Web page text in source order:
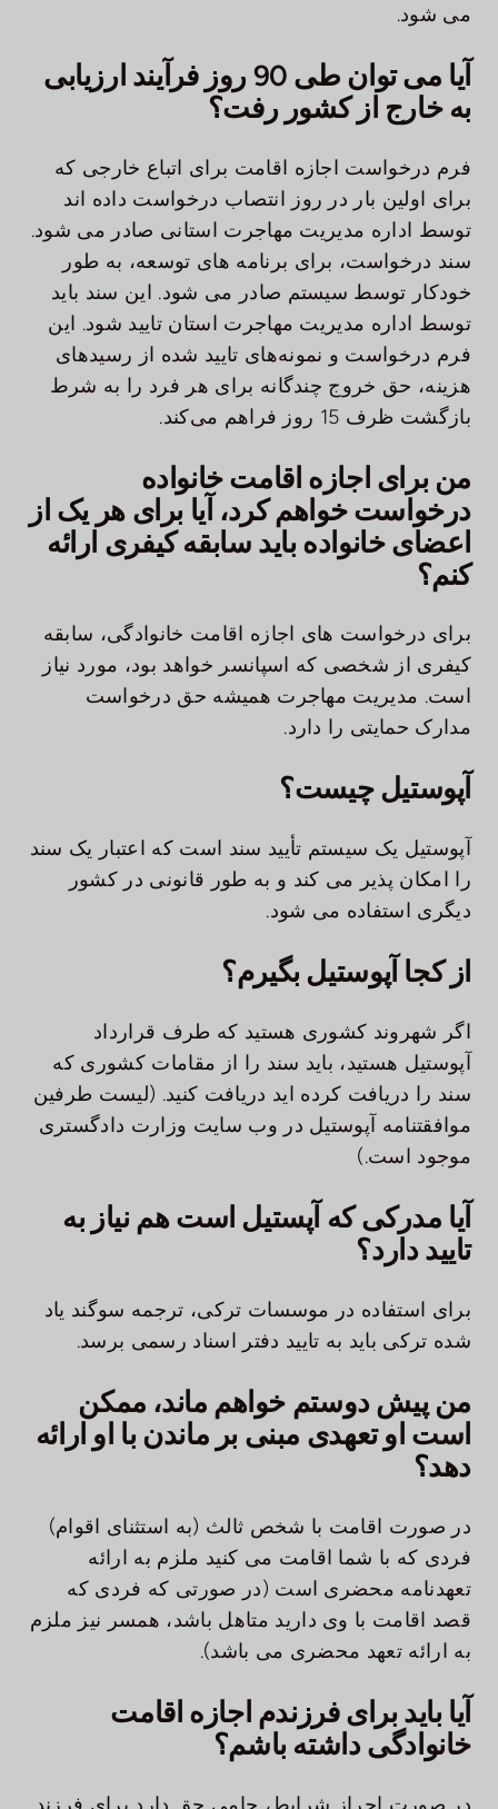
می شود.
آیا می توان طی 90 روز فرآیند ارزیابی
به خارج از کشور رفت؟
فرم درخواست اجازه اقامت برای اتباع خارجی که
برای اولین بار در روز انتصاب درخواست داده اند
توسط اداره مدیریت مهاجرت استانی صادر می شود.
سند درخواست، برای برنامه های توسعه، به طور
خودکار توسط سیستم صادر می شود. این سند باید
توسط اداره مدیریت مهاجرت استان تایید شود. این
فرم درخواست و نمونه‌های تایید شده از رسیدهای
هزینه، حق خروج چندگانه برای هر فرد را به شرط
بازگشت ظرف 15 روز فراهم می‌کند.
من برای اجازه اقامت خانواده
درخواست خواهم کرد، آیا برای هر یک از
اعضای خانواده باید سابقه کیفری ارائه
کنم؟
برای درخواست های اجازه اقامت خانوادگی، سابقه
کیفری از شخصی که اسپانسر خواهد بود، مورد نیاز
است. مدیریت مهاجرت همیشه حق درخواست
مدارک حمایتی را دارد.
آپوستیل چیست؟
آپوستیل یک سیستم تأیید سند است که اعتبار یک سند
را امکان پذیر می کند و به طور قانونی در کشور
دیگری استفاده می شود.
از کجا آپوستیل بگیرم؟
اگر شهروند کشوری هستید که طرف قرارداد
آپوستیل هستید، باید سند را از مقامات کشوری که
سند را دریافت کرده اید دریافت کنید. (لیست طرفین
موافقتنامه آپوستیل در وب سایت وزارت دادگستری
موجود است.)
آیا مدرکی که آپستیل است هم نیاز به
تایید دارد؟
برای استفاده در موسسات ترکی، ترجمه سوگند یاد
شده ترکی باید به تایید دفتر اسناد رسمی برسد.
من پیش دوستم خواهم ماند، ممکن
است او تعهدی مبنی بر ماندن با او ارائه
دهد؟
در صورت اقامت با شخص ثالث (به استثنای اقوام)
فردی که با شما اقامت می کنید ملزم به ارائه
تعهدنامه محضری است (در صورتی که فردی که
قصد اقامت با وی دارید متاهل باشد، همسر نیز ملزم
به ارائه تعهد محضری می باشد).
آیا باید برای فرزندم اجازه اقامت
خانوادگی داشته باشم؟